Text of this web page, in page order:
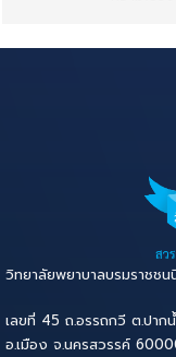
วิทยาลัยพยาบาลบรมราชช
เลขที่ 45 ถ.อรรถกวี ต.ปาก
อ.เมือง จ.นครสวรรค์